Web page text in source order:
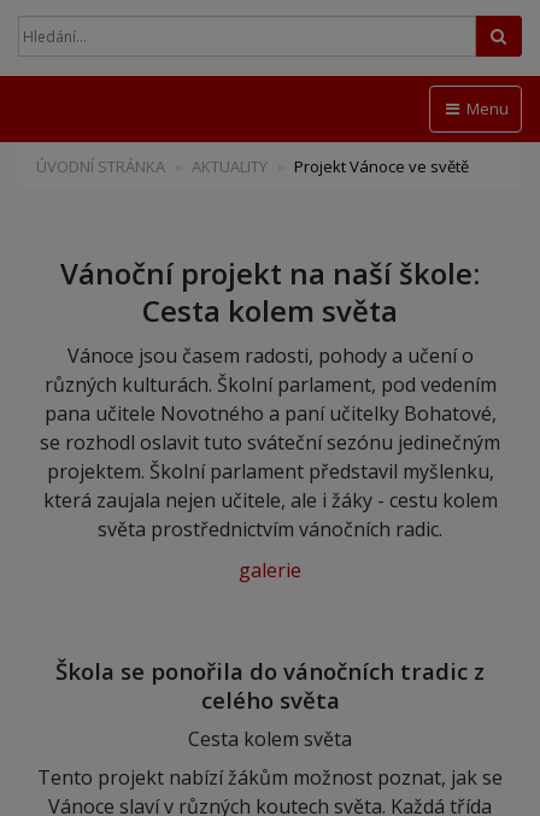
Menu
ÚVODNÍ STRÁNKA AKTUALITY Projekt Vánoce ve světě
Vánoční projekt na naší škole:
Cesta kolem světa
Vánoce jsou časem radosti, pohody a učení o
různých kulturách. Školní parlament, pod vedením
pana učitele Novotného a paní učitelky Bohatové,
se rozhodl oslavit tuto sváteční sezónu jedinečným
projektem. Školní parlament představil myšlenku,
která zaujala nejen učitele, ale i žáky - cestu kolem
světa prostřednictvím vánočních radic.
galerie
Škola se ponořila do vánočních tradic z
celého světa
Cesta kolem světa
Tento projekt nabízí žákům možnost poznat, jak se
Vánoce slaví v různých koutech světa. Každá třída